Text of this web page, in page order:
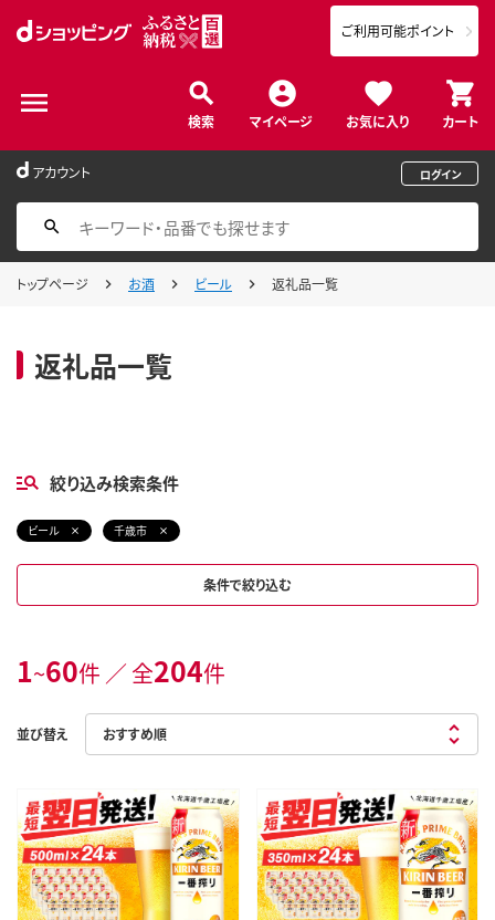
検索 マイページ お気に入り カート
ご利用可能ポイント
アカウント ログイン
トップページ お酒 ビール 返礼品一覧
返礼品一覧
絞り込み検索条件
ビール 千歳市
条件で絞り込む
1~60件 ／ 全204件
並び替え